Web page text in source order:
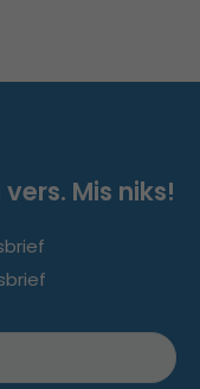
Mis niks!